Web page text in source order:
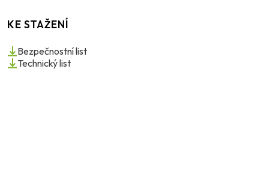
KE STAŽENÍ
Bezpečnostní list
Technický list